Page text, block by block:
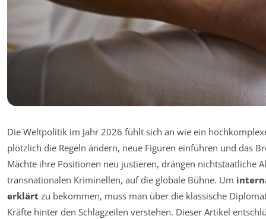
Die Weltpolitik im Jahr 2026 fühlt sich an wie ein
plötzlich die Regeln ändern, neue Figuren einführen und das
Mächte ihre Positionen neu justieren, drängen nichtstaatliche
transnationalen Kriminellen, auf die globale Bühne. Um
erklärt zu bekommen, muss man über die klassische
Kräfte hinter den Schlagzeilen verstehen. Dieser Artikel